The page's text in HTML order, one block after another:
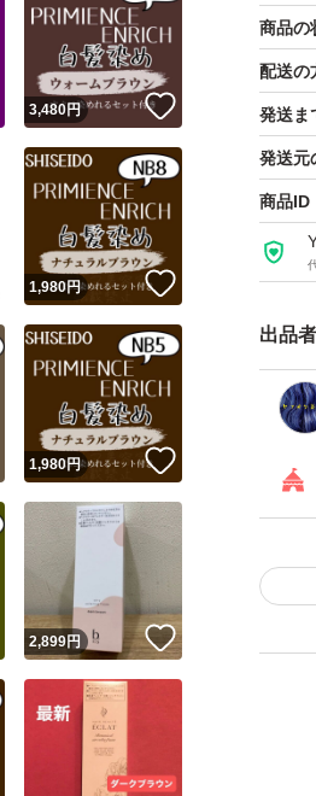
内容
・ヘ
・専
・イ
※ロ
商品の
配送の
発送ま
発送元
商品ID
出品者
いいね！
3,480円
いいね！
1,980円
いいね！
1,980円
いいね！
2,899円 いいね！